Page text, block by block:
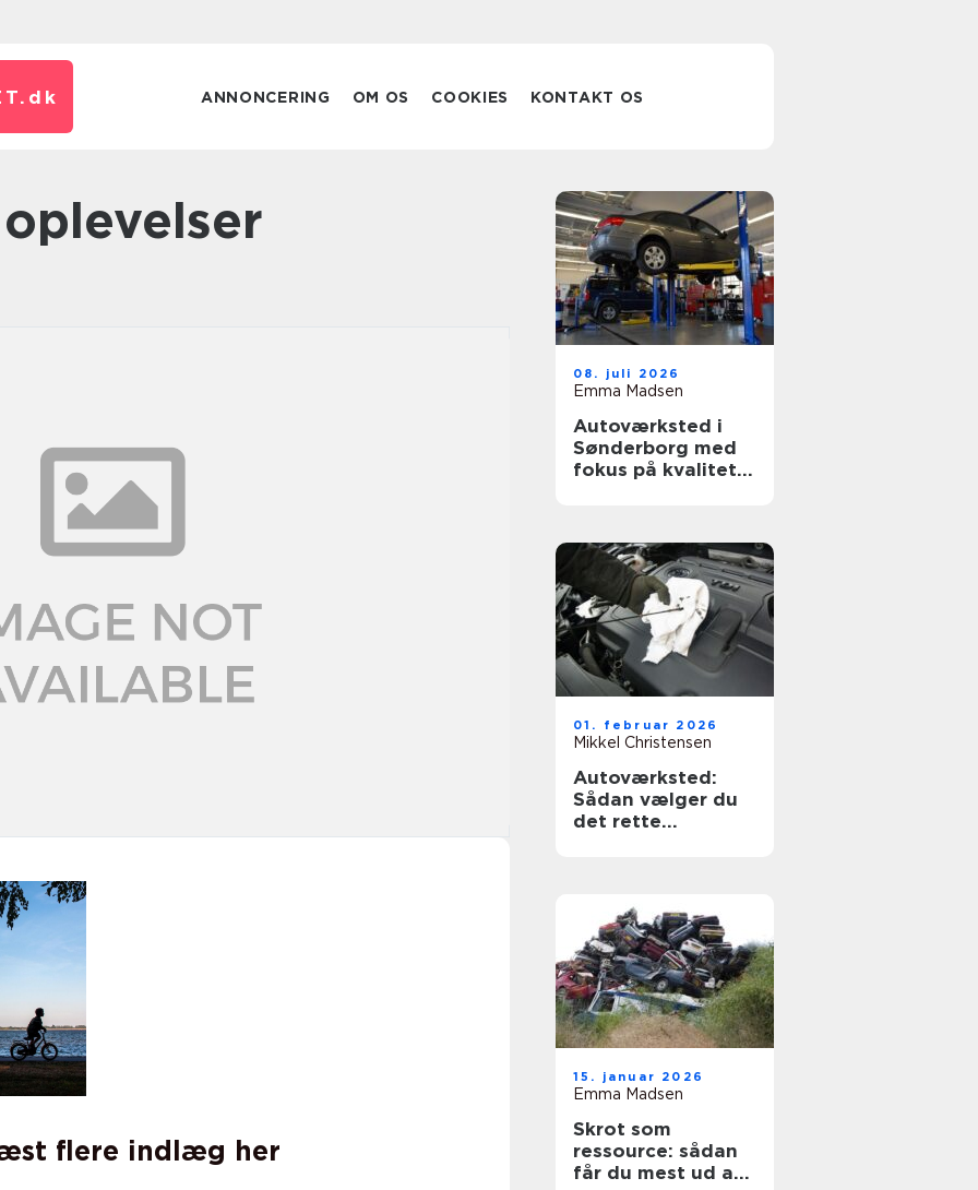
dk ANNONCERING OM OS COOKIES KONTAKT OS
oplevelser
flere indlæg her
08. juli 2026
Emma Madsen
Autoværksted i
Sønderborg med
fokus på kvalitet
01. februar 2026
Mikkel Christensen
Autoværksted:
Sådan vælger du
det rette
15. januar 2026
Emma Madsen
Skrot som
ressource: sådan
får du mest ud af